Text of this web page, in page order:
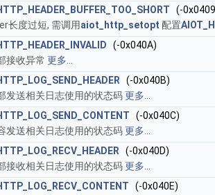
(-
长度过短, 需调用aiot_http_setopt 配置
(-0x040A)
接收异常 更多...
(-0x040B)
发送相关日志使用的状态码更多...
(-0x040C)
发送相关日志使用的状态码更多...
(-0x040D)
接收相关日志使用的状态码更多...
(-0x040E)